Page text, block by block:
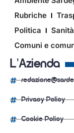
Rubriche
Politica
Sanità
Comuni e
L'Azienda
Privacy Policy
Cookie Policy